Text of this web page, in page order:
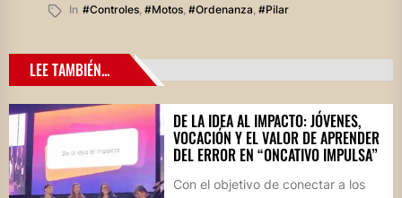
In #controles, #motos, #ordenanza, #pilar
LEE TAMBIÉN...
DE LA IDEA AL IMPACTO: JÓVENES,
VOCACIÓN Y EL VALOR DE APRENDER
DEL ERROR EN “ONCATIVO IMPULSA”
Con el objetivo de conectar a los